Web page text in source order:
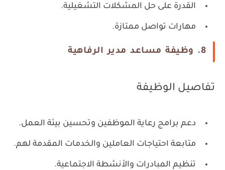
القدرة على حل المشكلات التشغيلية.
مهارات تواصل ممتازة.
8. وظيفة مساعد مدير الرفاهية
تفاصيل الوظيفة
دعم برامج رعاية الموظفين وتحسين بيئة العمل.
متابعة احتياجات العاملين والخدمات المقدمة لهم.
تنظيم المبادرات والأنشطة الاجتماعية.